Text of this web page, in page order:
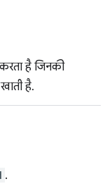
है जिनकी
है.
.